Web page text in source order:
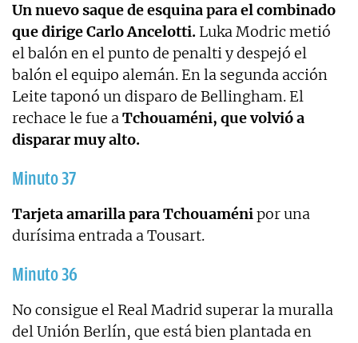
Un nuevo saque de esquina para el combinado
que dirige Carlo Ancelotti. Luka Modric metió
el balón en el punto de penalti y despejó el
balón el equipo alemán. En la segunda acción
Leite taponó un disparo de Bellingham. El
rechace le fue aTchouaméni, que volvió a
disparar muy alto.
Minuto 37
Tarjeta amarilla para Tchouaménipor una
durísima entrada a Tousart.
Minuto 36
No consigue el Real Madrid superar la muralla
del Unión Berlín, que está bien plantada en